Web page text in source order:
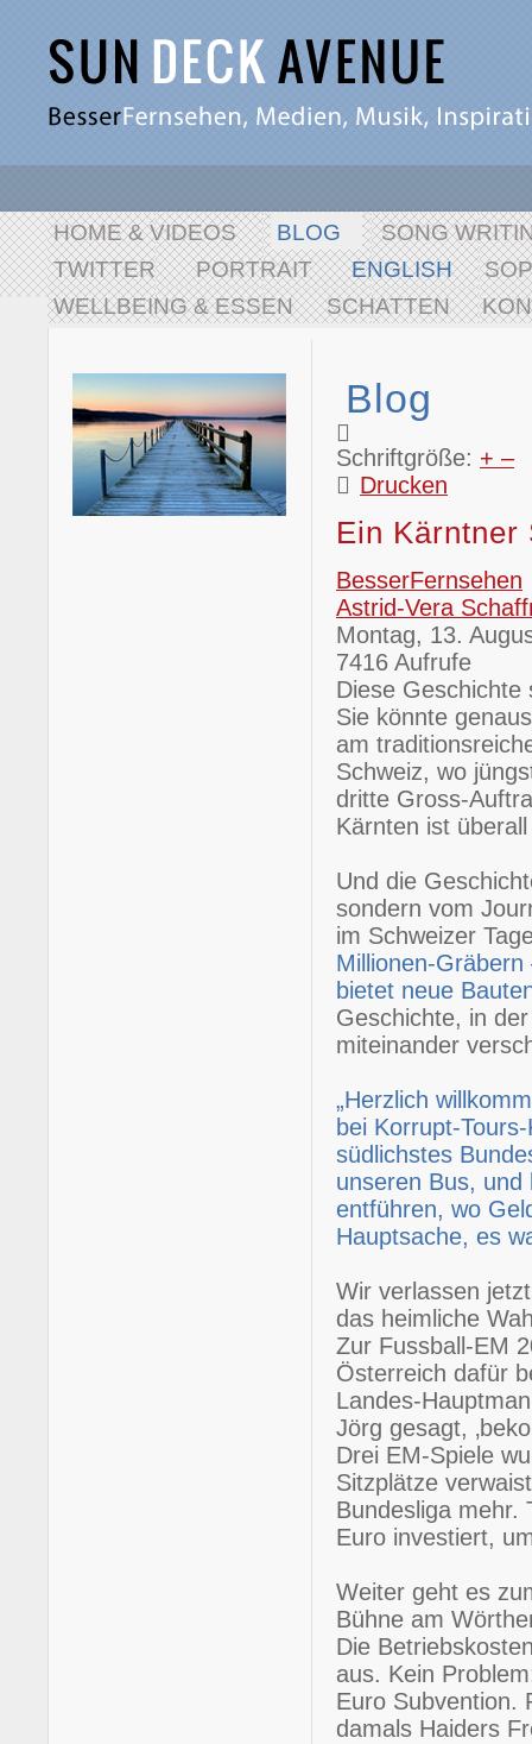
HOME & VIDEOS BLOG
SONG
TWITTER
PORTRAIT ENGLISH
WELLBEING & ESSEN
SCHATTEN
Blog
Schriftgröße: + –
Drucken
Ein Kärntner
BesserFernsehen
Astrid-Vera
Montag, 13.
7416 Aufrufe
Diese
Sie könnte
am
Schweiz, wo
dritte Gross-
Kärnten ist
Und die
sondern vom
im Schweizer
Millionen-
bietet neue
Geschichte, in
miteinander
„Herzlich
bei Korrupt-
südlichstes
unseren Bus, und
entführen, wo
Hauptsache, es
Wir verlassen
das heimliche
Zur Fussball-EM
Österreich dafür
Landes-
Jörg gesagt,
Drei EM-Spiele
Sitzplätze
Bundesliga mehr.
Euro investiert,
Weiter geht es
Bühne am
Die
aus. Kein
Euro Subvention.
damals Haiders